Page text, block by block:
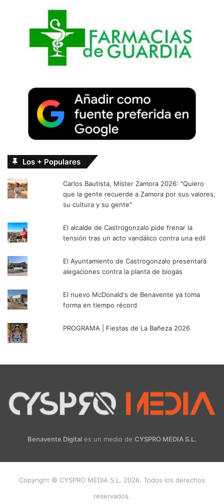
Los + Populares
Carlos Bautista, Míster Zamora 2026: "Quiero
que la gente recuerde a Zamora por sus valores,
su cultura y su gente"
El alcalde de Castrogonzalo pide frenar la
tensión tras un acto vandálico contra una edil
El Ayuntamiento de Castrogonzalo presentará
alegaciones contra la planta de biogás
El nuevo McDonald's de Benavente ya toma
forma en tiempo récord
PROGRAMA | Fiestas de La Bañeza 2026
Benavente Digital es un medio de CYSPRO MEDIA S.L.
Copyright © CYSPRO MEDIA S.L. 2026. Todos los derechos
reservados.